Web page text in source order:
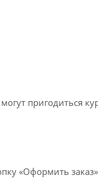
пригодиться
«Оформить